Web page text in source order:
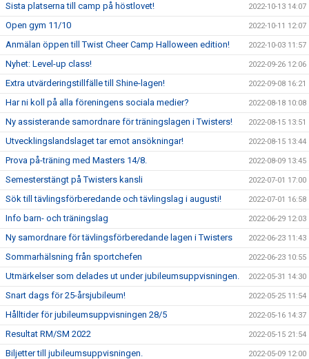
Sista platserna till camp på höstlovet! 2022-10-13 14:07
Open gym 11/10 2022-10-11 12:07
Anmälan öppen till Twist Cheer Camp Halloween edition! 2022-10-03 11:57
Nyhet: Level-up class! 2022-09-26 12:06
Extra utvärderingstillfälle till Shine-lagen! 2022-09-08 16:21
Har ni koll på alla föreningens sociala medier? 2022-08-18 10:08
Ny assisterande samordnare för träningslagen i Twisters! 2022-08-15 13:51
Utvecklingslandslaget tar emot ansökningar! 2022-08-15 13:44
Prova på-träning med Masters 14/8. 2022-08-09 13:45
Semesterstängt på Twisters kansli 2022-07-01 17:00
Sök till tävlingsförberedande och tävlingslag i augusti! 2022-07-01 16:58
Info barn- och träningslag 2022-06-29 12:03
Ny samordnare för tävlingsförberedande lagen i Twisters 2022-06-23 11:43
Sommarhälsning från sportchefen 2022-06-23 10:55
Utmärkelser som delades ut under jubileumsuppvisningen. 2022-05-31 14:30
Snart dags för 25-årsjubileum! 2022-05-25 11:54
Hålltider för jubileumsuppvisningen 28/5 2022-05-16 14:37
Resultat RM/SM 2022 2022-05-15 21:54
Biljetter till jubileumsuppvisningen. 2022-05-09 12:00